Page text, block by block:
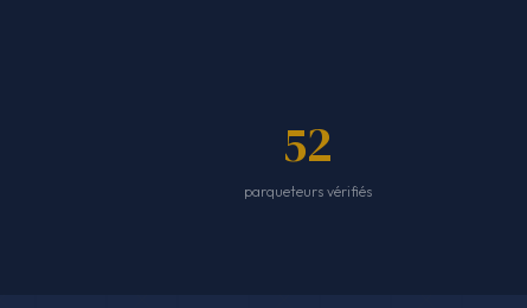
52
parqueteurs vérifiés